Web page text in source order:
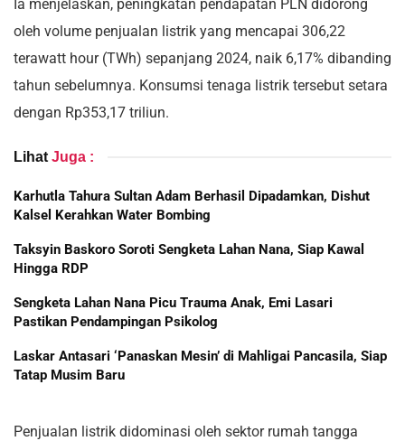
Ia menjelaskan, peningkatan pendapatan PLN didorong
oleh volume penjualan listrik yang mencapai 306,22
terawatt hour (TWh) sepanjang 2024, naik 6,17% dibanding
tahun sebelumnya. Konsumsi tenaga listrik tersebut setara
dengan Rp353,17 triliun.
Lihat Juga :
Karhutla Tahura Sultan Adam Berhasil Dipadamkan, Dishut
Kalsel Kerahkan Water Bombing
Taksyin Baskoro Soroti Sengketa Lahan Nana, Siap Kawal
Hingga RDP
Sengketa Lahan Nana Picu Trauma Anak, Emi Lasari
Pastikan Pendampingan Psikolog
Laskar Antasari ‘Panaskan Mesin’ di Mahligai Pancasila, Siap
Tatap Musim Baru
Penjualan listrik didominasi oleh sektor rumah tangga